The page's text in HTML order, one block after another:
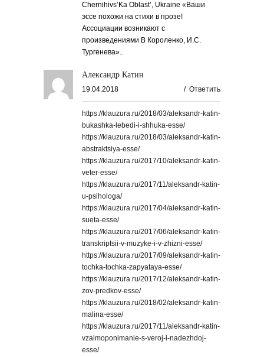
Chernihivs’Ka Oblast’, Ukraine «Ваши
эссе похожи на стихи в прозе!
Ассоциации возникают с
произведениями В Короленко, И.С.
Тургенева»..
Александр Катин
19.04.2018 / Ответить
https://klauzura.ru/2018/03/aleksandr-katin-
bukashka-lebedi-i-shhuka-esse/
https://klauzura.ru/2018/03/aleksandr-katin-
abstraktsiya-esse/
https://klauzura.ru/2017/10/aleksandr-katin-
veter-esse/
https://klauzura.ru/2017/11/aleksandr-katin-
u-psihologa/
https://klauzura.ru/2017/04/aleksandr-katin-
sueta-esse/
https://klauzura.ru/2017/06/aleksandr-katin-
transkriptsii-v-muzyke-i-v-zhizni-esse/
https://klauzura.ru/2017/09/aleksandr-katin-
tochka-tochka-zapyataya-esse/
https://klauzura.ru/2017/12/aleksandr-katin-
zov-predkov-esse/
https://klauzura.ru/2018/02/aleksandr-katin-
malina-esse/
https://klauzura.ru/2017/11/aleksandr-katin-
vzaimoponimanie-s-veroj-i-nadezhdoj-
esse/